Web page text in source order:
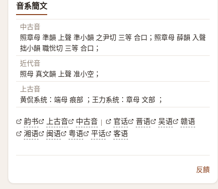
音系簡文
中古音
照章母 準韻 上聲 準小韻 之尹切 三等 合口；照章母 薛韻 入聲
拙小韻 職恱切 三等 合口；
近代音
照母 真文韻 上聲 准小空；
上古音
黄侃系统：端母 痕部 ；王力系统：章母 文部 ；
韵书 上古音 中古音 | 官话 晋语 吴语
赣语
湘语
闽语 粤语 平话 客语
反饋